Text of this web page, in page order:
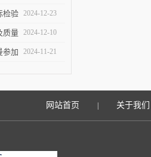
检验
会
2024-12-23
质量
举办
2024-12-10
参加 2024-11-21
网站首页 关于我们